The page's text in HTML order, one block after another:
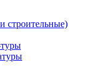
строительные)